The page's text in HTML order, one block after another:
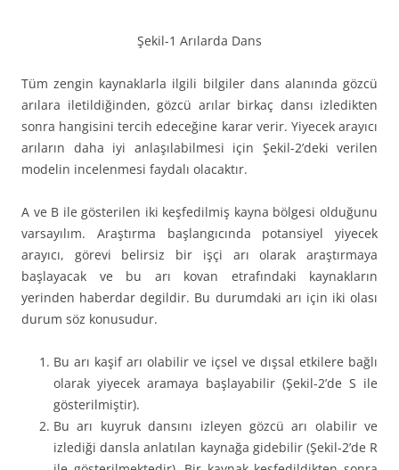
Şekil-1 Arılarda Dans
Tüm zengin kaynaklarla ilgili bilgiler dans alanında gözcü
arılara iletildiğinden, gözcü arılar birkaç dansı izledikten
sonra hangisini tercih edeceğine karar verir. Yiyecek arayıcı
arıların daha iyi anlaşılabilmesi için Şekil-2’deki verilen
modelin incelenmesi faydalı olacaktır.
A ve B ile gösterilen iki keşfedilmiş kayna bölgesi olduğunu
varsayılım. Araştırma başlangıcında potansiyel yiyecek
arayıcı, görevi belirsiz bir işçi arı olarak araştırmaya
başlayacak ve bu arı kovan etrafındaki kaynakların
yerinden haberdar degildir. Bu durumdaki arı için iki olası
durum söz konusudur.
Bu arı kaşif arı olabilir ve içsel ve dışsal etkilere bağlı
olarak yiyecek aramaya başlayabilir (Şekil-2’de S ile
gösterilmiştir).
Bu arı kuyruk dansını izleyen gözcü arı olabilir ve
izlediği dansla anlatılan kaynağa gidebilir (Şekil-2’de R